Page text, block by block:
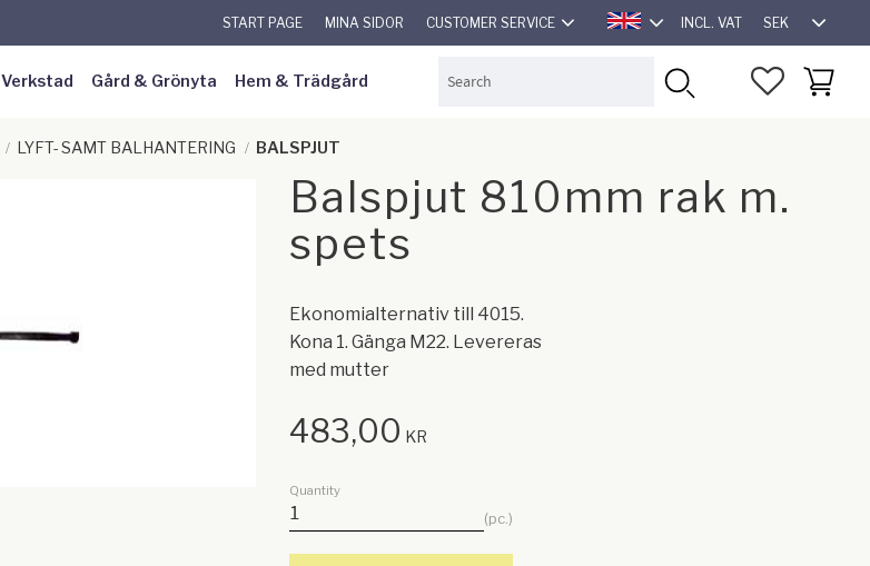
START PAGE MINA SIDOR CUSTOMER SERVICE
ENGLISH
INCL. VAT SEK
Verkstad Gård & Grönyta Hem & Trädgård FAVORITES
BASKET
LYFT- SAMT BALHANTERING BALSPJUT
Balspjut 810mm rak m.
spets
Ekonomialternativ till 4015.
Kona 1. Gänga M22. Levereras
med mutter
483,00 KR
Quantity
pc.